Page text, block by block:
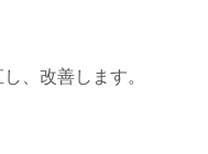
、改善します。